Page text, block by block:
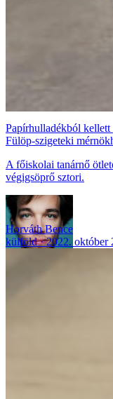
Papírhulladékból kellett
Fülöp-szigeteki
A főiskolai tanárnő
végigsöprő sztori.
Horváth Bence
külföld
2022. október